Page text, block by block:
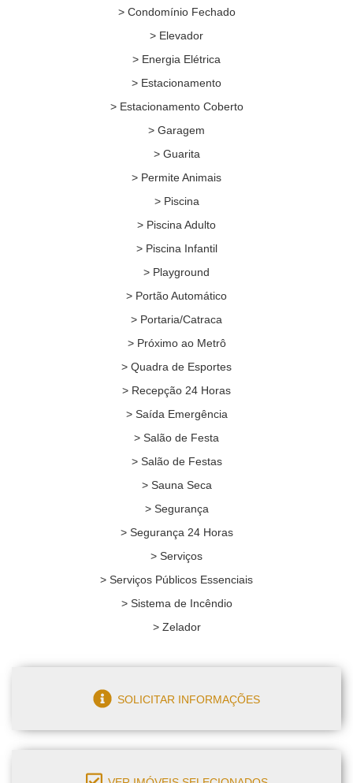
> Condomínio Fechado
> Elevador
> Energia Elétrica
> Estacionamento
> Estacionamento Coberto
> Garagem
> Guarita
> Permite Animais
> Piscina
> Piscina Adulto
> Piscina Infantil
> Playground
> Portão Automático
> Portaria/Catraca
> Próximo ao Metrô
> Quadra de Esportes
> Recepção 24 Horas
> Saída Emergência
> Salão de Festa
> Salão de Festas
> Sauna Seca
> Segurança
> Segurança 24 Horas
> Serviços
> Serviços Públicos Essenciais
> Sistema de Incêndio
> Zelador
SOLICITAR INFORMAÇÕES